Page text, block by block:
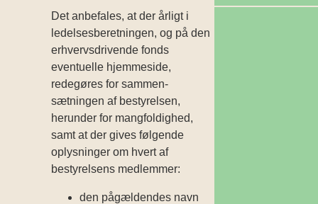
Det anbefales, at der årligt i
ledelsesberetningen, og på den
erhvervsdrivende fonds
eventuelle hjemmeside,
redegøres for sammen­
sætningen af bestyrelsen,
herunder for mangfoldighed,
samt at der gives følgende
oplysninger om hvert af
bestyrelsens medlemmer:
den pågældendes navn